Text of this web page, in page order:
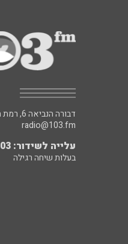
דבורה הנביאה 6, רמת השרון
radio@103.fm
עלייה לשידור: 0552-103-103
בעלות שיחה רגילה